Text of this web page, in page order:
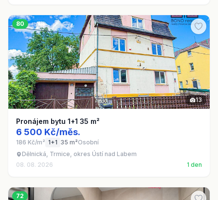
80
13
Pronájem bytu 1+1 35 m²
6 500 Kč/měs.
186 Kč/m² 1+1 35 m²Osobní
Dělnická, Trmice, okres Ústí nad Labem
08. 08. 2026
1 den
72